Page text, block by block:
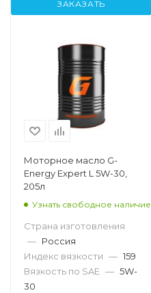
ЗАКАЗАТЬ
Моторное масло G-
Energy Expert L 5W-30,
205л
Узнать свободное наличие
Страна изготовления
— Россия
Индекс вязкости — 159
Вязкость по SAE — 5W-
30